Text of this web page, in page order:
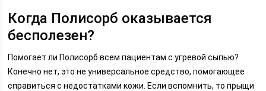
Когда Полисорб оказывается
бесполезен?
Помогает ли Полисорб всем пациентам с угревой сыпью?
Конечно нет, это не универсальное средство, помогающее
справиться с недостатками кожи. Если вспомнить, то прыщи